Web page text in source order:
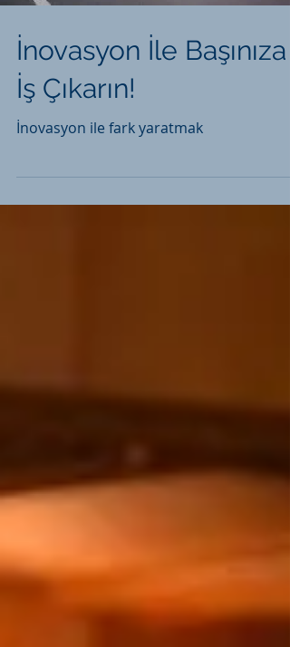
İnovasyon İle Başınıza
İş Çıkarın!
İnovasyon ile fark yaratmak